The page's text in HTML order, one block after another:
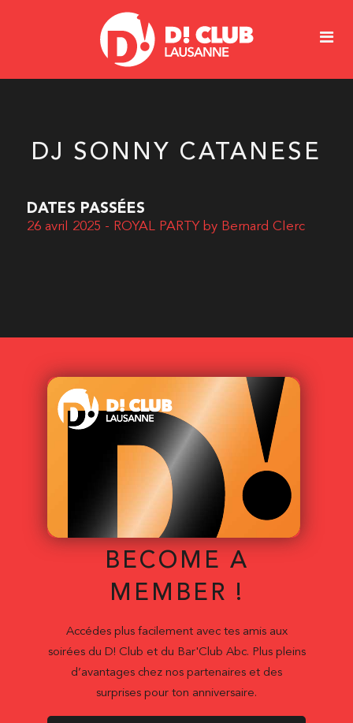
DJ SONNY CATANESE
DATES PASSÉES
26 avril 2025 - ROYAL PARTY by Bernard Clerc
BECOME A
MEMBER !
Accédes plus facilement avec tes amis aux
soirées du D! Club et du Bar'Club Abc. Plus pleins
d’avantages chez nos partenaires et des
surprises pour ton anniversaire.